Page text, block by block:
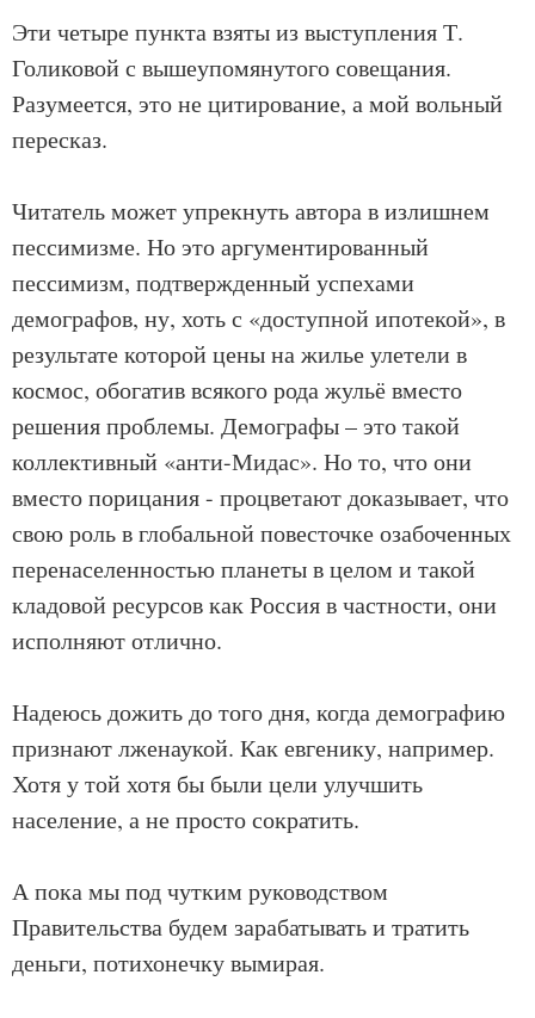
Эти четыре пункта взяты из выступления Т.
Голиковой с вышеупомянутого совещания.
Разумеется, это не цитирование, а мой вольный
пересказ.
Читатель может упрекнуть автора в излишнем
пессимизме. Но это аргументированный
пессимизм, подтвержденный успехами
демографов, ну, хоть с «доступной ипотекой», в
результате которой цены на жилье улетели в
космос, обогатив всякого рода жульё вместо
решения проблемы. Демографы – это такой
коллективный «анти-Мидас». Но то, что они
вместо порицания - процветают доказывает, что
свою роль в глобальной повесточке озабоченных
перенаселенностью планеты в целом и такой
кладовой ресурсов как Россия в частности, они
исполняют отлично.
Надеюсь дожить до того дня, когда демографию
признают лженаукой. Как евгенику, например.
Хотя у той хотя бы были цели улучшить
население, а не просто сократить.
А пока мы под чутким руководством
Правительства будем зарабатывать и тратить
деньги, потихонечку вымирая.